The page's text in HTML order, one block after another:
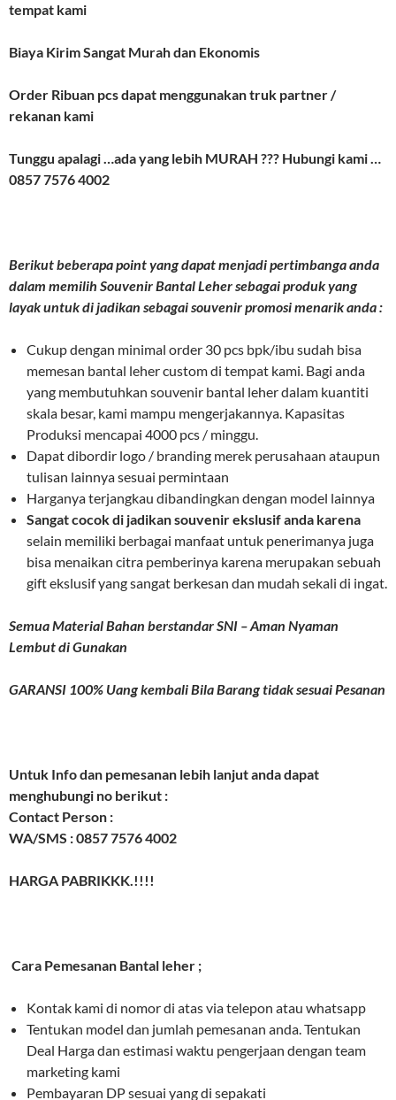
tempat kami
Biaya Kirim Sangat Murah dan Ekonomis
Order Ribuan pcs dapat menggunakan truk partner /
rekanan kami
Tunggu apalagi …ada yang lebih MURAH ??? Hubungi kami …
0857 7576 4002
Berikut beberapa point yang dapat menjadi pertimbanga anda
dalam memilih Souvenir Bantal Leher sebagai produk yang
layak untuk di jadikan sebagai souvenir promosi menarik anda :
Cukup dengan minimal order 30 pcs bpk/ibu sudah bisa
memesan bantal leher custom di tempat kami. Bagi anda
yang membutuhkan souvenir bantal leher dalam kuantiti
skala besar, kami mampu mengerjakannya. Kapasitas
Produksi mencapai 4000 pcs / minggu.
Dapat dibordir logo / branding merek perusahaan ataupun
tulisan lainnya sesuai permintaan
Harganya terjangkau dibandingkan dengan model lainnya
Sangat cocok di jadikan souvenir ekslusif anda karena
selain memiliki berbagai manfaat untuk penerimanya juga
bisa menaikan citra pemberinya karena merupakan sebuah
gift ekslusif yang sangat berkesan dan mudah sekali di ingat.
Semua Material Bahan berstandar SNI – Aman Nyaman
Lembut di Gunakan
GARANSI 100% Uang kembali Bila Barang tidak sesuai Pesanan
Untuk Info dan pemesanan lebih lanjut anda dapat
menghubungi no berikut :
Contact Person :
WA/SMS : 0857 7576 4002
HARGA PABRIKKK.!!!!
Cara Pemesanan Bantal leher ;
Kontak kami di nomor di atas via telepon atau whatsapp
Tentukan model dan jumlah pemesanan anda. Tentukan
Deal Harga dan estimasi waktu pengerjaan dengan team
marketing kami
Pembayaran DP sesuai yang di sepakati